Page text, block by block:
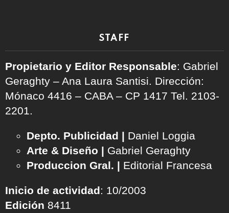
STAFF
Propietario y Editor Responsable: Gabriel
Geraghty – Ana Laura Santisi. Dirección:
Mónaco 4416 – CABA – CP 1417 Tel. 2103-
2201.
Depto. Publicidad | Daniel Loggia
Arte & Diseño | Gabriel Geraghty
Produccion Gral. | Editorial Francesa
Inicio de actividad: 10/2003
Edición 8411